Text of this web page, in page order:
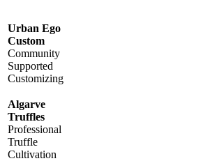
Urban Ego
Custom
Community
Supported
Customizing
Algarve
Truffles
Professional
Truffle
Cultivation